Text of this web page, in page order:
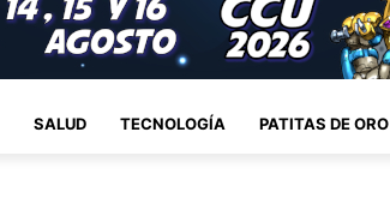
SALUD TECNOLOGÍA PATITAS DE ORO